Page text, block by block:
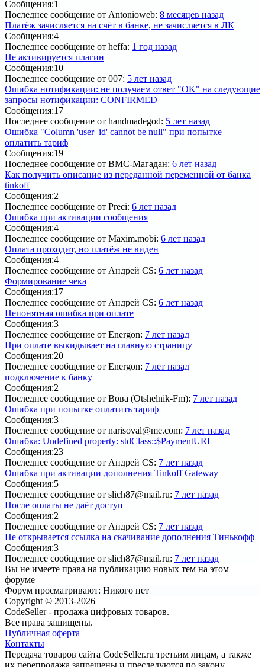
Сообщения:1
Последнее сообщение от Antonioweb: 8 месяцев назад
Платёж зачисляется на счёт в банке, не зачисляется в ЛК
Сообщения:4
Последнее сообщение от heffa: 1 год назад
Не активируется плагин
Сообщения:10
Последнее сообщение от 007: 5 лет назад
Ошибка нотификации: не получаем ответ "OK" на следующие
запросы нотификации: CONFIRMED
Сообщения:17
Последнее сообщение от handmadegod: 5 лет назад
Ошибка "Column 'user_id' cannot be null" при попытке
оплатить тариф
Сообщения:19
Последнее сообщение от ВМС-Магадан: 6 лет назад
Как получить описание из переданной переменной от банка
tinkoff
Сообщения:2
Последнее сообщение от Preci: 6 лет назад
Ошибка при активации сообщения
Сообщения:4
Последнее сообщение от Maxim.mobi: 6 лет назад
Оплата проходит, но платёж не виден
Сообщения:4
Последнее сообщение от Андрей CS: 6 лет назад
Формирование чека
Сообщения:17
Последнее сообщение от Андрей CS: 6 лет назад
Непонятная ошибка при оплате
Сообщения:3
Последнее сообщение от Energon: 7 лет назад
При оплате выкидывает на главную страницу
Сообщения:20
Последнее сообщение от Energon: 7 лет назад
подключение к банку
Сообщения:2
Последнее сообщение от Вова (Otshelnik-Fm): 7 лет назад
Ошибка при попытке оплатить тариф
Сообщения:3
Последнее сообщение от narisoval@me.com: 7 лет назад
Ошибка: Undefined property: stdClass::$PaymentURL
Сообщения:23
Последнее сообщение от Андрей CS: 7 лет назад
Ошибка при активации дополнения Tinkoff Gateway
Сообщения:5
Последнее сообщение от slich87@mail.ru: 7 лет назад
После оплаты не даёт доступ
Сообщения:2
Последнее сообщение от Андрей CS: 7 лет назад
Не открывается ссылка на скачивание дополнения Тинькофф
Сообщения:3
Последнее сообщение от slich87@mail.ru: 7 лет назад
Вы не имеете права на публикацию новых тем на этом
форуме
Форум просматривают: Никого нет
Copyright © 2013-2026
CodeSeller - продажа цифровых товаров.
Все права защищены.
Публичная оферта
Контакты
Передача товаров сайта CodeSeller.ru третьим лицам, а также
их перепродажа запрещены и преследуются по закону.